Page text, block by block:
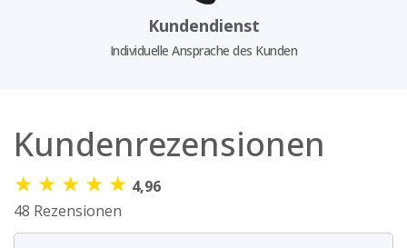
Kundendienst
Individuelle Ansprache des Kunden
Kundenrezensionen
★ ★ ★ ★ ★ 4,96
48 Rezensionen